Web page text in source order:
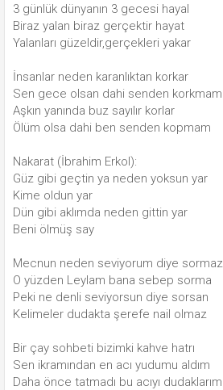
3 günlük dünyanın 3 gecesi hayal
Biraz yalan biraz gerçektir hayat
Yalanları güzeldir,gerçekleri yakar
İnsanlar neden karanlıktan korkar
Sen gece olsan dahi senden korkmam
Aşkın yanında buz sayılır korlar
Ölüm olsa dahi ben senden kopmam
Nakarat (İbrahim Erkol):
Güz gibi geçtin ya neden yoksun yar
Kime oldun yar
Dün gibi aklımda neden gittin yar
Beni ölmüş say
Mecnun neden seviyorum diye sormaz
O yüzden Leylam bana sebep sorma
Peki ne denli seviyorsun diye sorsan
Kelimeler dudakta şerefe nail olmaz
Bir çay sohbeti bizimki kahve hatrı
Sen ikramından en acı yudumu aldım
Daha önce tatmadı bu acıyı dudaklarım